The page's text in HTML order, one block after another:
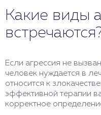
Какие виды
Если агрессия не
человек нуждается в
относится к
эффективной терапии
корректное